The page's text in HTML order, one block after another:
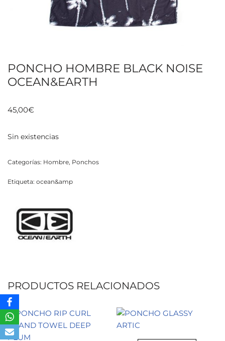
PONCHO HOMBRE BLACK NOISE
OCEAN&EARTH
45,00€
Sin existencias
Categorías: Hombre, Ponchos
Etiqueta: ocean&amp
PRODUCTOS RELACIONADOS